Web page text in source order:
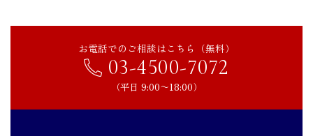
お電話でのご相談はこちら（無料）
03-4500-7072
（平日 9:00〜18:00）